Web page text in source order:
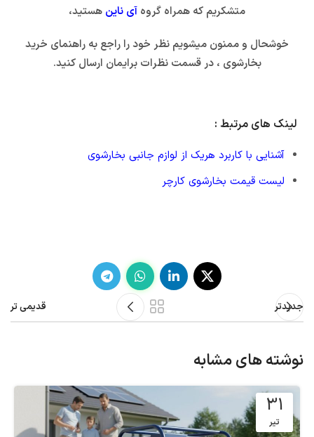
متشکریم که همراه گروه آی ناین هستید،
خوشحال و ممنون میشویم نظر خود را راجع به راهنمای خرید
بخارشوی ، در قسمت نظرات برایمان ارسال کنید.
لینک های مرتبط :
آشنایی با کاربرد هریک از لوازم جانبی بخارشوی
لیست قیمت بخارشوی کارچر
جدیدتر قدیمی تر
نوشته های مشابه
31
تیر